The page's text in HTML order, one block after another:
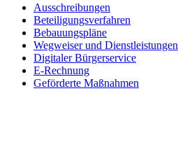
Ausschreibungen
Beteiligungsverfahren
Bebauungspläne
Wegweiser und Dienstleistungen
Digitaler Bürgerservice
E-Rechnung
Geförderte Maßnahmen